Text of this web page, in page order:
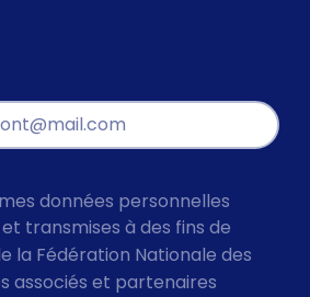
données personnelles
transmises à des fins de
la Fédération Nationale des
associés et partenaires